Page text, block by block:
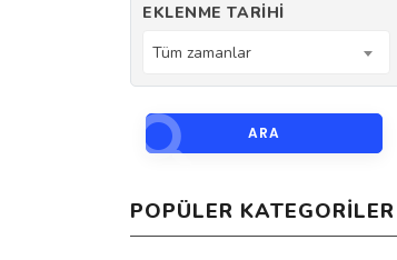
EKLENME TARIHI
Tüm zamanlar
ARA
POPÜLER KATEGORILER